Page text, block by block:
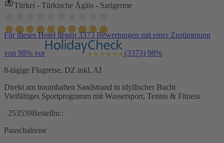
Türkei - Türkische Ägäis - Sarigerme
Für dieses Hotel liegen 3373 Bewertungen mit einer Zustimmung
von 98% vor (3373) 98%
8-tägige Flugreise, DZ inkl. AI
Direkt am traumhaften Sandstrand in idyllischer Bucht
Vielfältiges Sportprogramm mit Wassersport, Tennis & Fitness
253539Bestellnr.:
Pauschalreise